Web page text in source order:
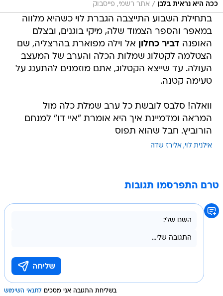
ככה היא נראית בלבן / אתר רשמי, פייסבוק
בתחילת השבוע התייצבה הגברת לוי כשהיא מלווה
במאפר והספר הצמוד שלה, מיקי בוגנים, ובצלם
האופנה דביר כחלון אל וילה מפוארת בהרצליה, שם
הצטלמה לקטלוג שמלות הכלה והערב של המעצב
העולה. עד שייצא הקטלוג, אתם מוזמנים להתענג על
טעימה קטנה.
וואלה! סלבס לובשת כל ערב שמלת כלה מול
המראה ומדמיינת איך היא אומרת "איי דו" למנחם
הורוביץ. חבל שהוא תפוס
אילנית לוי אלירז שדה
טרם התפרסמו תגובות
בשליחת התגובה אני מסכים לתנאי השימוש